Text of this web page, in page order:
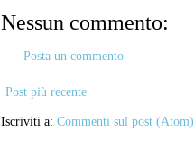
Nessun commento:
Posta un commento
Post più recente
Iscriviti a: Commenti sul post (Atom)